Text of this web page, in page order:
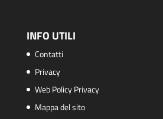
INFO UTILI
Contatti
Privacy
Web Policy Privacy
Mappa del sito